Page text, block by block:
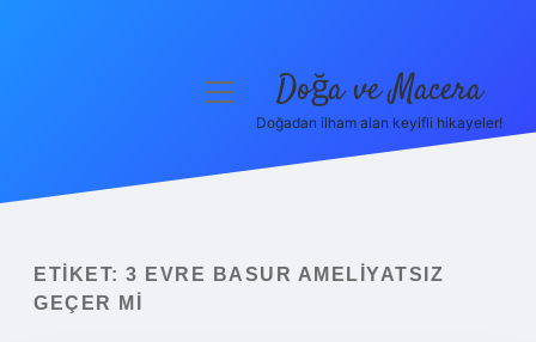
Yasal Uyarı
menüyü Doğa ve Macera
Doğadan ilham alan keyifli hikayeler!
ETIKET: 3 EVRE BASUR AMELIYATSIZ
GEÇER MI